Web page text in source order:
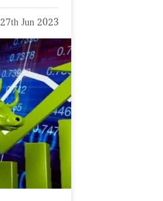
27th Jun 2023